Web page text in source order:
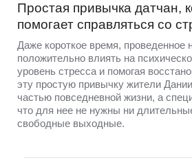
Простая привычка датчан,
помогает справляться со
Даже короткое время, проведенное
положительно влиять на
уровень стресса и помогая
эту простую привычку жители
частью повседневной жизни, а
что для нее не нужны ни
свободные выходные.